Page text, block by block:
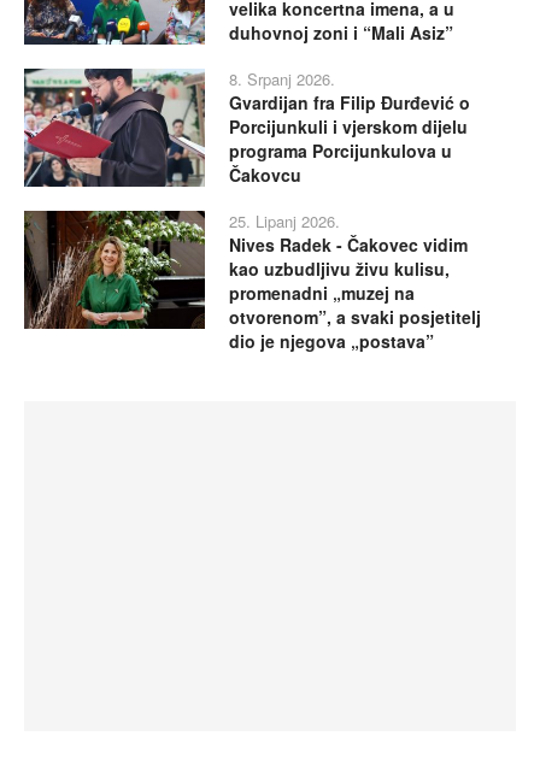
velika koncertna imena, a u
duhovnoj zoni i “Mali Asiz”
8. Srpanj 2026.
Gvardijan fra Filip Đurđević o
Porcijunkuli i vjerskom dijelu
programa Porcijunkulova u
Čakovcu
25. Lipanj 2026.
Nives Radek - Čakovec vidim
kao uzbudljivu živu kulisu,
promenadni „muzej na
otvorenom”, a svaki posjetitelj
dio je njegova „postava”